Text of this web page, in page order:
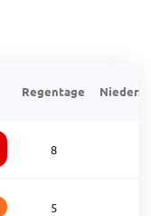
Regentage
8
5